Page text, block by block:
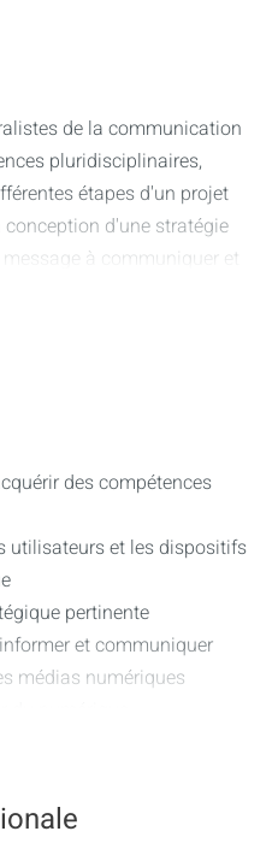
de la communication
pluridisciplinaires,
étapes d'un projet
d'une stratégie
à communiquer et
des stratégies de
de nouvelles
web et dispositifs interactifs
du codage de sites web
consacré aux objets
des compétences
utilisateurs et les dispositifs
pertinente
et communiquer
médias numériques
de formation réparties en 6
consacrées aux